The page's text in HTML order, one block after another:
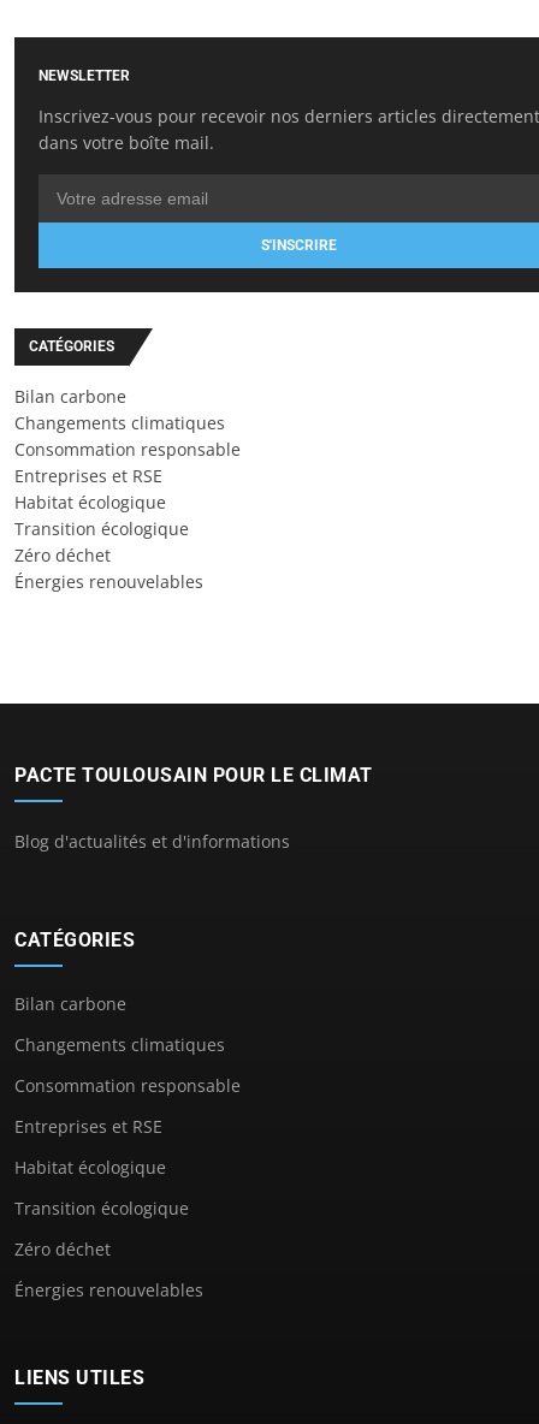
NEWSLETTER
Inscrivez-vous pour recevoir nos derniers articles directement
dans votre boîte mail.
S'INSCRIRE
CATÉGORIES
Bilan carbone
Changements climatiques
Consommation responsable
Entreprises et RSE
Habitat écologique
Transition écologique
Zéro déchet
Énergies renouvelables
PACTE TOULOUSAIN POUR LE CLIMAT
Blog d'actualités et d'informations
CATÉGORIES
Bilan carbone
Changements climatiques
Consommation responsable
Entreprises et RSE
Habitat écologique
Transition écologique
Zéro déchet
Énergies renouvelables
LIENS UTILES